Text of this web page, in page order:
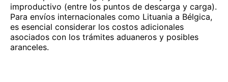
improductivo (entre los puntos de descarga y carga).
Para envíos internacionales como Lituania a Bélgica,
es esencial considerar los costos adicionales
asociados con los trámites aduaneros y posibles
aranceles.